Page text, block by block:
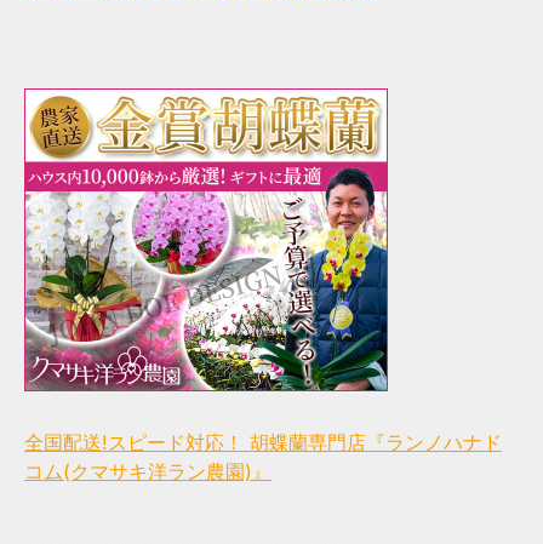
全国配送!スピード対応！ 胡蝶蘭専門店『ランノハナド
コム(クマサキ洋ラン農園)』